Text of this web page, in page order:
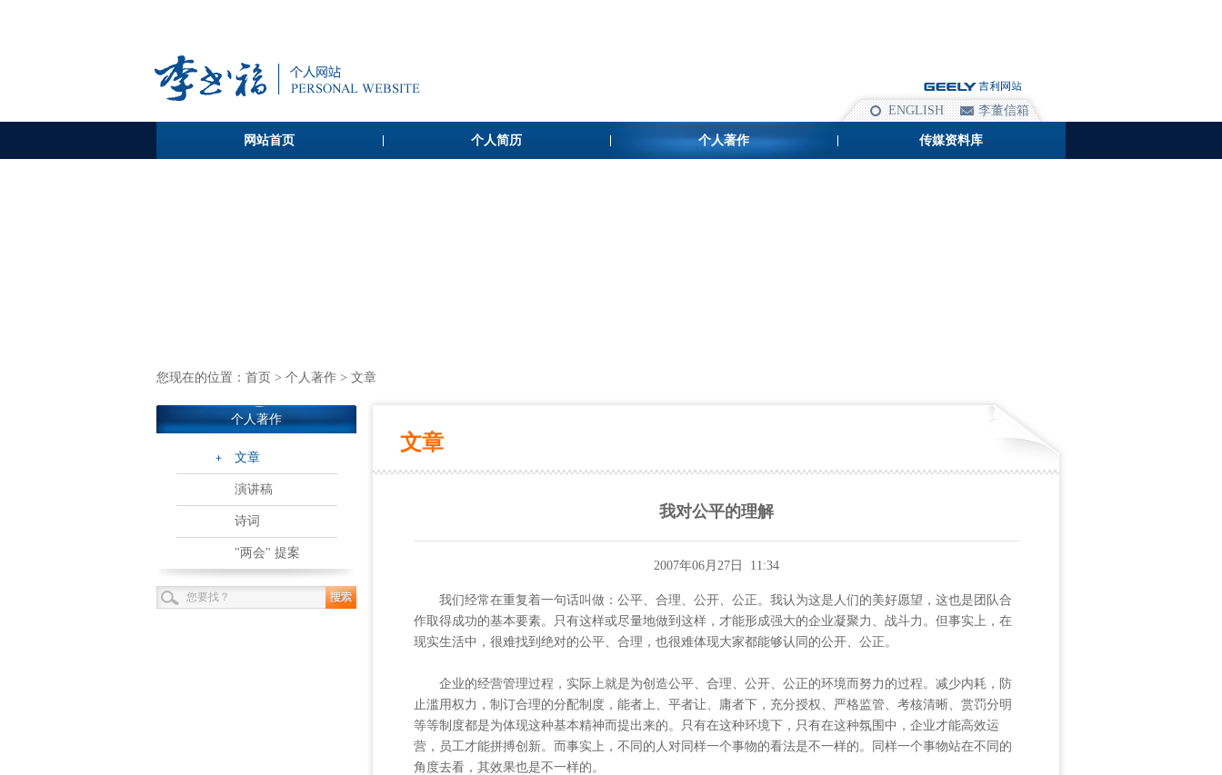
ENGLISH 李董信箱
网站首页 个人简历 个人著作 传媒资料库
您现在的位置： 首页 > 个人著作 > 文章
个人著作
文章
演讲稿
诗词
"两会" 提案
文章
我对公平的理解
2007年06月27日 11:34
我们经常在重复着一句话叫做：公平、合理、公开、公正。我认为这是人们的美好愿望，这也是团队合
作取得成功的基本要素。只有这样或尽量地做到这样，才能形成强大的企业凝聚力、战斗力。但事实上，在
现实生活中，很难找到绝对的公平、合理，也很难体现大家都能够认同的公开、公正。
企业的经营管理过程，实际上就是为创造公平、合理、公开、公正的环境而努力的过程。减少内耗，防
止滥用权力，制订合理的分配制度，能者上、平者让、庸者下，充分授权、严格监管、考核清晰、赏罚分明
等等制度都是为体现这种基本精神而提出来的。只有在这种环境下，只有在这种氛围中，企业才能高效运
营，员工才能拼搏创新。而事实上，不同的人对同样一个事物的看法是不一样的。同样一个事物站在不同的
角度去看，其效果也是不一样的。